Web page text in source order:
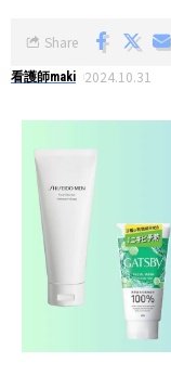
看護師maki 2024.10.31
Share